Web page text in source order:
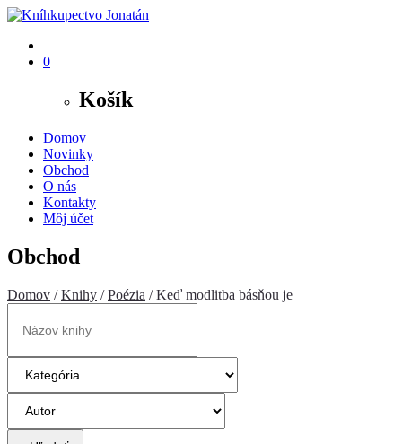
0
Košík
Domov
Novinky
Obchod
O nás
Kontakty
Môj účet
Obchod
Domov /Knihy /Poézia / Keď modlitba básňou je